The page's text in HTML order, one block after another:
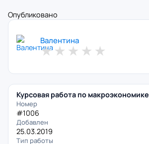
Опубликовано
Валентина
★★ ★ ★ ★
Курсовая работа по макроэкономике
Номер
#1006
Добавлен
25.03.2019
Тип работы